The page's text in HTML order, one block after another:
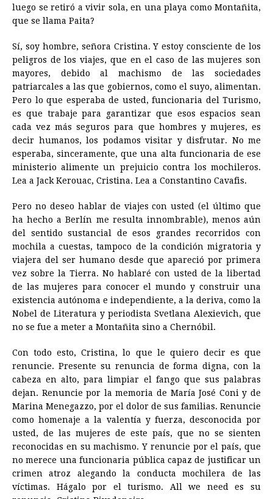
luego se retiró a vivir sola, en una playa como Montañita,
que se llama Paita?
Sí, soy hombre, señora Cristina. Y estoy consciente de los
peligros de los viajes, que en el caso de las mujeres son
mayores, debido al machismo de las sociedades
patriarcales a las que gobiernos, como el suyo, alimentan.
Pero lo que esperaba de usted, funcionaria del Turismo,
es que trabaje para garantizar que esos espacios sean
cada vez más seguros para que hombres y mujeres, es
decir humanos, los podamos visitar y disfrutar. No me
esperaba, sinceramente, que una alta funcionaria de ese
ministerio alimente un prejuicio contra los mochileros.
Lea a Jack Kerouac, Cristina. Lea a Constantino Cavafis.
Pero no deseo hablar de viajes con usted (el último que
ha hecho a Berlín me resulta innombrable), menos aún
del sentido sustancial de esos grandes recorridos con
mochila a cuestas, tampoco de la condición migratoria y
viajera del ser humano desde que apareció por primera
vez sobre la Tierra. No hablaré con usted de la libertad
de las mujeres para conocer el mundo y construir una
existencia autónoma e independiente, a la deriva, como la
Nobel de Literatura y periodista Svetlana Alexievich, que
no se fue a meter a Montañita sino a Chernóbil.
Con todo esto, Cristina, lo que le quiero decir es que
renuncie. Presente su renuncia de forma digna, con la
cabeza en alto, para limpiar el fango que sus palabras
dejan. Renuncie por la memoria de María José Coni y de
Marina Menegazzo, por el dolor de sus familias. Renuncie
como homenaje a la valentía y fuerza, desconocida por
usted, de las mujeres de este país, que no se sienten
reconocidas en su machismo. Y renuncie por el país, que
no merece una funcionaria pública capaz de justificar un
crimen atroz alegando la conducta mochilera de las
víctimas. Hágalo por el turismo. All we need es su